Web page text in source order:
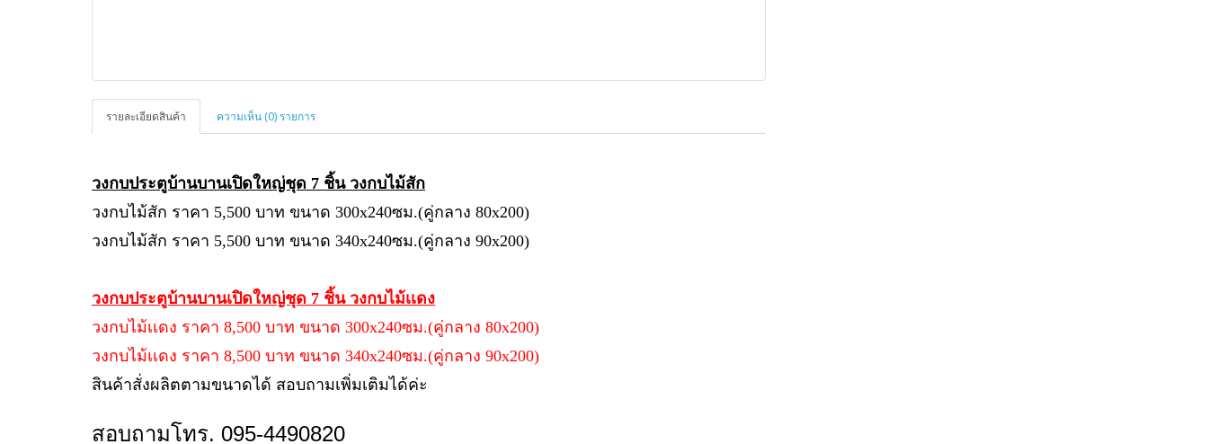
รายละเอียดสินค้า ความเห็น (0) รายการ
วงกบประตูบ้านบานเปิดใหญ่ชุด 7 ชิ้น วงกบไม้สัก
วงกบไม้สัก ราคา 5,500 บาท ขนาด 300x240ซม.(คู่กลาง 80x200)
วงกบไม้สัก ราคา 5,500 บาท ขนาด 340x240ซม.(คู่กลาง 90x200)
วงกบประตูบ้านบานเปิดใหญ่ชุด 7 ชิ้น วงกบไม้เเดง
วงกบไม้เเดง ราคา 8,500 บาท ขนาด 300x240ซม.(คู่กลาง 80x200)
วงกบไม้เเดง ราคา 8,500 บาท ขนาด 340x240ซม.(คู่กลาง 90x200)
สินค้าสั่งผลิตตามขนาดได้ สอบถามเพิ่มเติมได้ค่ะ
สอบถามโทร. 095-4490820